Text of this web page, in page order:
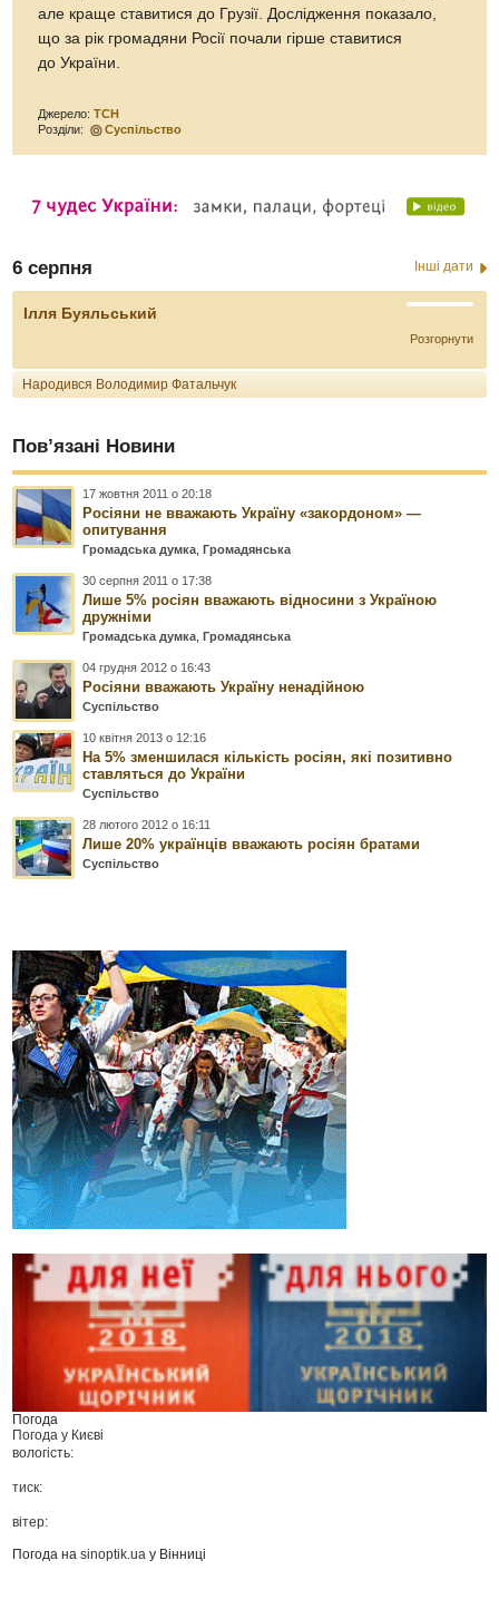
але краще ставитися до Грузії. Дослідження показало,
що за рік громадяни Росії почали гірше ставитися
до України.
Джерело:ТСН
Розділи:
Суспільство
6 серпня Інші дати
Ілля Буяльський
Розгорнути
Народився Володимир Фатальчук
Пов’язані Новини
17 жовтня 2011 о 20:18
Росіяни не вважають Україну «закордоном» —
опитування
Громадська думка, Громадянська
30 серпня 2011 о 17:38
Лише 5% росіян вважають відносини з Україною
дружніми
Громадська думка, Громадянська
04 грудня 2012 о 16:43
Росіяни вважають Україну ненадійною
Суспільство
10 квітня 2013 о 12:16
На 5% зменшилася кількість росіян, які позитивно
ставляться до України
Суспільство
28 лютого 2012 о 16:11
Лише 20% українців вважають росіян братами
Суспільство
Погода
Погода у Києві
вологість:
тиск:
вітер:
Погода наsinoptik.ua у Вінниці